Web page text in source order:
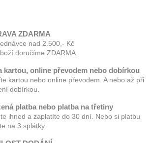
ZDARMA
nad 2.500,- Kč
doručíme ZDARMA.
kartou, online převodem nebo dobírkou
kartou nebo online převodem. A nebo až při
dobírkou.
platba nebo platba na třetiny
ihned a zaplatíte do 30 dní. Nebo si platbu
na 3 splátky.